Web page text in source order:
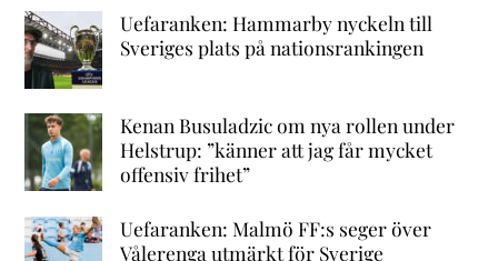
Uefaranken: Hammarby nyckeln till
Sveriges plats på nationsrankingen
Kenan Busuladzic om nya rollen under
Helstrup: ”känner att jag får mycket
offensiv frihet”
Uefaranken: Malmö FF:s seger över
Vålerenga utmärkt för Sverige